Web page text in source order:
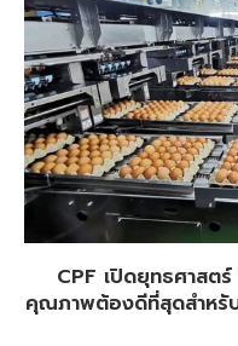
CPF เปิดยุทธศาสตร์
คุณภาพต้องดีที่สุดสำหรั